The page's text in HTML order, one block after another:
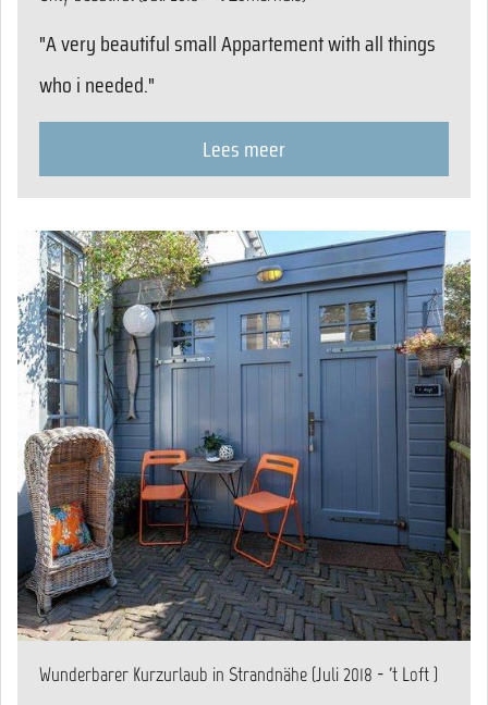
"A very beautiful small Appartement with all things
who i needed."
Lees meer
Wunderbarer Kurzurlaub in Strandnähe (Juli 2018 - 't Loft )